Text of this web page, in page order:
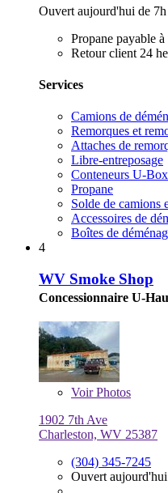
Ouvert aujourd'hui de
Propane payable
Retour client 24
Services
Camions de
Remorques et
Attaches de
Libre-entreposage
Conteneurs U-Box
Propane
Solde de camions
Accessoires de
Boîtes de
4
WV Smoke Shop
Concessionnaire U-
VoirPhotos
1902 7th Ave
Charleston, WV 25387
(304) 345-7245
Ouvert